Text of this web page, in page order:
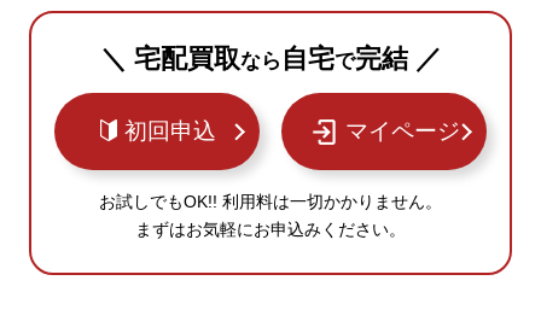
＼ 宅配買取なら 自宅で完結 ／
初回申込 マイページ
お試しでもOK!! 利用料は一切かかりません。
まずはお気軽にお申込みください。